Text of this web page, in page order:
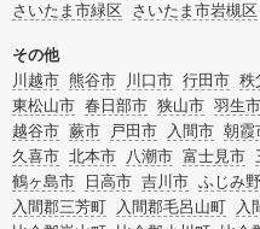
さいたま市緑区
さいたま市岩槻区
その他
川越市 熊谷市 川口市 行田市 秩
東松山市 春日部市 狭山市 羽生市
越谷市 蕨市 戸田市 入間市 朝霞
久喜市 北本市 八潮市 富士見市
鶴ヶ島市
日高市 吉川市 ふじみ
入間郡三芳町
入間郡毛呂山町 入